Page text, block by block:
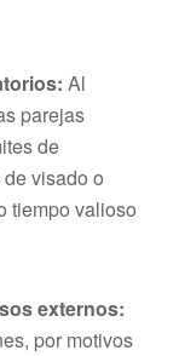
Al
parejas
de
visado o
tiempo valioso
externos:
por motivos